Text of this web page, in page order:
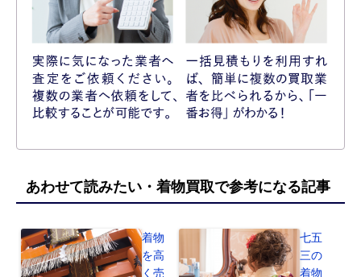
あわせて読みたい・着物買取で参考になる記事
着物
を高
く売
七五
三の
着物